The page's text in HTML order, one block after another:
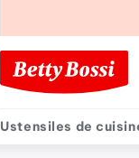
Menu
Ustensiles de